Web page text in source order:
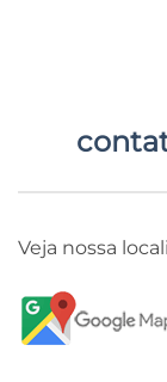
Veja nossa